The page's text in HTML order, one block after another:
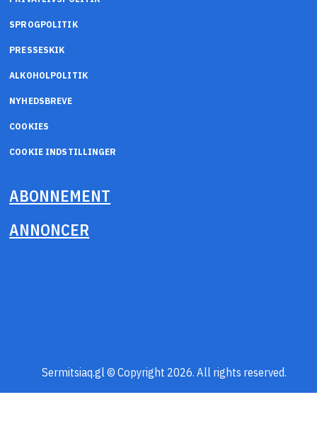
SPROGPOLITIK
PRESSESKIK
ALKOHOLPOLITIK
NYHEDSBREVE
COOKIES
COOKIE INDSTILLINGER
ABONNEMENT
ANNONCER
Sermitsiaq.gl © Copyright 2026. All rights reserved.